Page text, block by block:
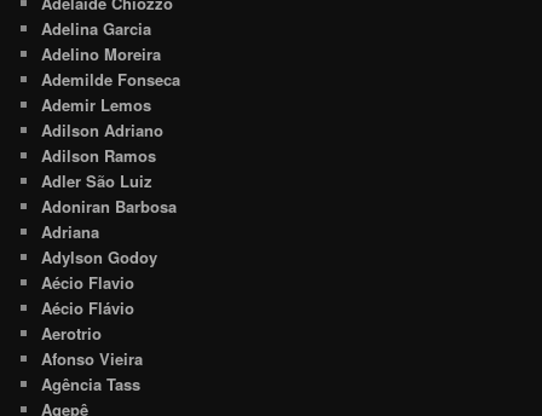
Adelina Garcia
Adelino Moreira
Ademilde Fonseca
Ademir Lemos
Adilson Adriano
Adilson Ramos
Adler São Luiz
Adoniran Barbosa
Adriana
Adylson Godoy
Aécio Flavio
Aécio Flávio
Aerotrio
Afonso Vieira
Agência Tass
Agepê